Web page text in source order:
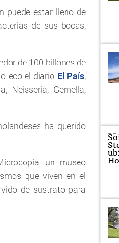
puede estar lleno de
de sus bocas,
de 100 billones de
eco el diario El País,
Neisseria, Gemella,
ha querido
un museo
que viven en el
de sustrato para